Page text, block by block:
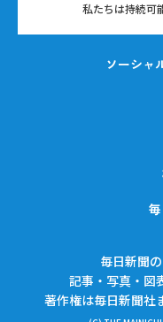
私たちは持続可
ソーシャ
毎日新聞
記事・写真・図
著作権は毎日新聞社